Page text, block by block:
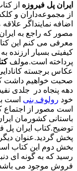
ایران پل فیروزه از
از مجموعه‌داران و
اضافه نمایند اگر
مصور که راجع به
معرفی می کنم این
کیفیتی بسیار ارزنده
پرداخته است.مولف
عکاس برجسته
صحبت خواهیم داشت
دهه پنجاه در جلدی
خود رولوف بنی است
است مصور از اجتماع
باستانی کشورمان
توضیح.کتاب ایران پل
پخش گردید.عنوان
بخش دوم این کتاب
رسید که به گونه ای
فروش موجود می